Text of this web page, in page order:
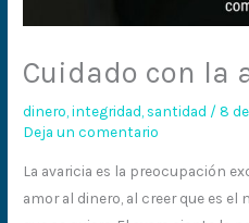
Cuidado con la
dinero,integridad, santidad /8
Deja un comentario
La avaricia es la preocupación
amor al dinero, al creer que es